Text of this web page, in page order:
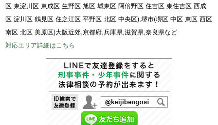
区 東淀川区 東成区 生野区 旭区 城東区 阿倍野区 住吉区 東住吉区 西成
区 淀川区 鶴見区 住之江区 平野区 北区 中央区),堺市(堺区 中区 東区 西区
南区 北区 美原区)大阪近郊,京都府,兵庫県,滋賀県,奈良県など
対応エリア詳細はこちら